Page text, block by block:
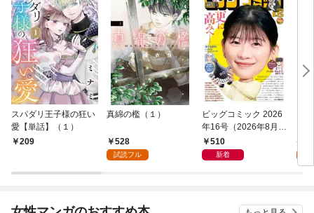
スパダリ王子様の狂い
愛【単話】（１）
209
真綿の檻（１）
528
試読フル
ビッグコミック 2026
年16号（2026年8月7
日発売）
510
新着